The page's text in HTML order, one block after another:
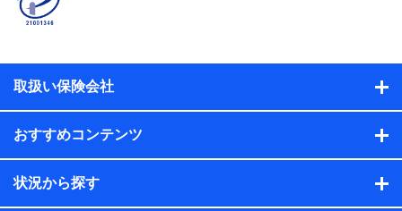
取扱い保険会社
おすすめコンテンツ
状況から探す